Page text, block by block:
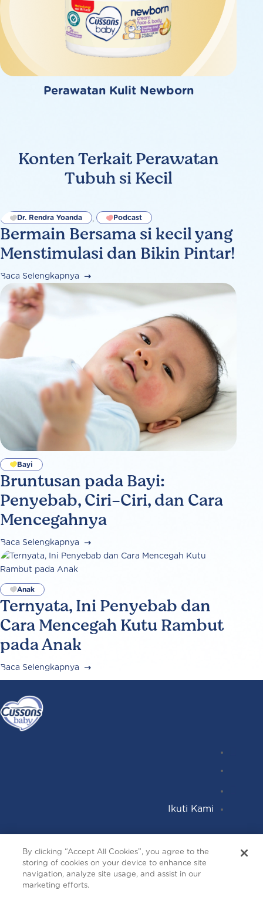
Perawatan Kulit Newborn
Konten Terkait Perawatan
Tubuh si Kecil
Bermain Bersama si kecil yang
Menstimulasi dan Bikin Pintar!
Dr. Rendra Yoanda , Podcast
Baca Selengkapnya
Bruntusan pada Bayi:
Penyebab, Ciri-Ciri, dan Cara
Mencegahnya
Bayi
Baca Selengkapnya
Ternyata, Ini Penyebab dan
Cara Mencegah Kutu Rambut
pada Anak
Anak
Baca Selengkapnya
Ikuti Kami
Privacy and Cookies
Contact Us
By clicking “Accept All Cookies”, you agree to the
storing of cookies on your device to enhance site
navigation, analyze site usage, and assist in our
marketing efforts.